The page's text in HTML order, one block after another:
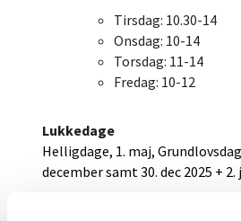
Tirsdag: 10.30-14
Onsdag: 10-14
Torsdag: 11-14
Fredag: 10-12
Lukkedage
Helligdage, 1. maj,
december samt 30. dec 2025 + 2.